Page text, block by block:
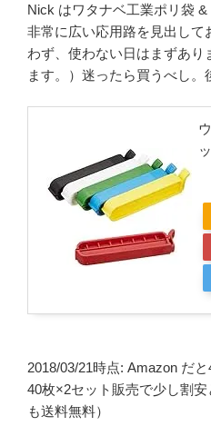
Nick はワタナベ工業ポリ袋
非常に広い応用路を見出して
わず、使わない日はまずあり
ます。）迷ったら買うべし。
2018/03/21時点: Amazon だ
40枚×2セット販売で少し割
も送料無料）